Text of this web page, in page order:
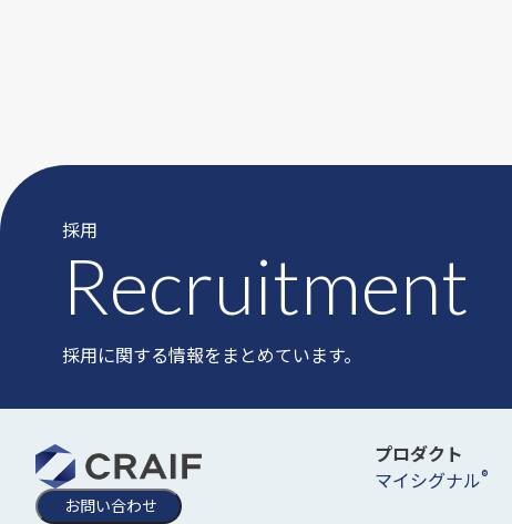
採用
Recruitment
採用に関する情報をまとめています。
お問い合わせ
プロダクト
マイシグナル®